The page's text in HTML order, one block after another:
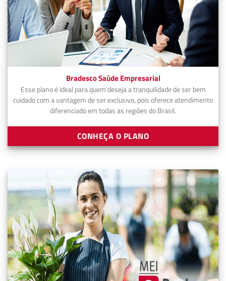
Bradesco Saúde Empresarial
Esse plano é ideal para quem deseja a tranquilidade de ser bem
cuidado com a vantagem de ser exclusivo, pois oferece atendimento
diferenciado em todas as regiões do Brasil.
CONHEÇA O PLANO